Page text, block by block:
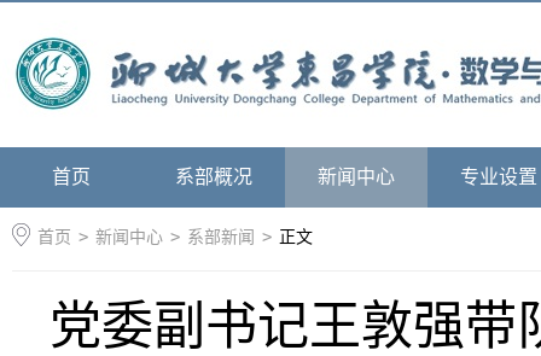
首页 系部概况 新闻中心 专业设置
首页 > 新闻中心 > 系部新闻 > 正文
党委副书记王敦强